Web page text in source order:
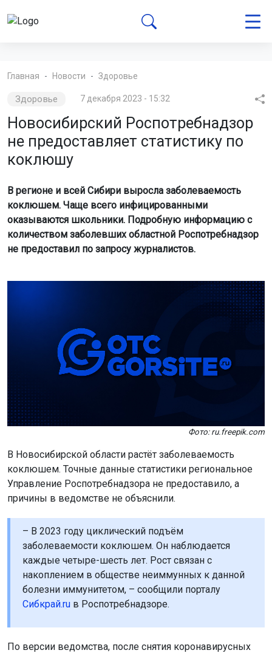
Главная Новости Здоровье
Здоровье 7 декабря 2023 - 15:32
Новосибирский Роспотребнадзор
не предоставляет статистику по
коклюшу
В регионе и всей Сибири выросла заболеваемость
коклюшем. Чаще всего инфицированными
оказываются школьники. Подробную информацию с
количеством заболевших областной Роспотребнадзор
не предоставил по запросу журналистов.
Фото: ru.freepik.com
В Новосибирской области растёт заболеваемость
коклюшем. Точные данные статистики региональное
Управление Роспотребнадзора не предоставило, а
причины в ведомстве не объяснили.
– В 2023 году циклический подъём
заболеваемости коклюшем. Он наблюдается
каждые четыре-шесть лет. Рост связан с
накоплением в обществе неиммунных к данной
болезни иммунитетом, – сообщили порталу
Сибкрай.ru в Роспотребнадзоре.
По версии ведомства, после снятия коронавирусных